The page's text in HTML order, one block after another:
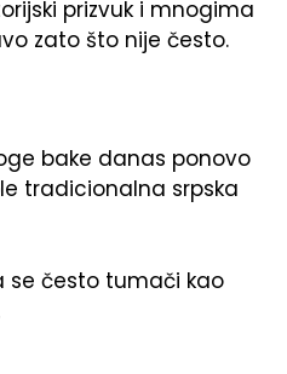
prizvuk i mnogima
zato što nije često.
bake danas ponovo
tradicionalna srpska
se često tumači kao